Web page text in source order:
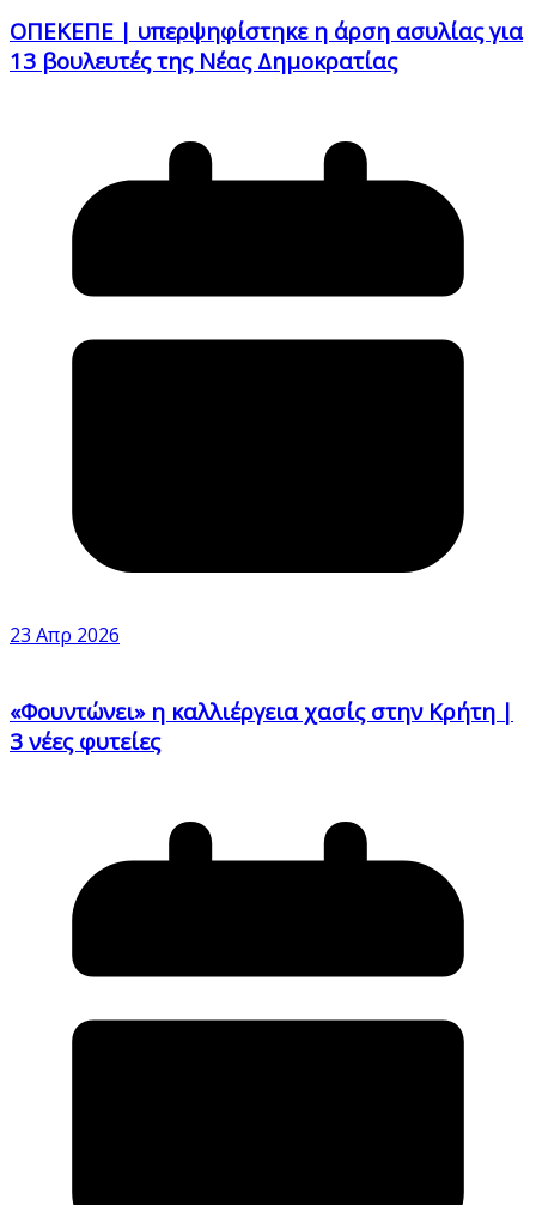
ΟΠΕΚΕΠΕ | υπερψηφίστηκε η άρση ασυλίας για
13 βουλευτές της Νέας Δημοκρατίας
23 Απρ 2026
«Φουντώνει» η καλλιέργεια χασίς στην Κρήτη |
3 νέες φυτείες